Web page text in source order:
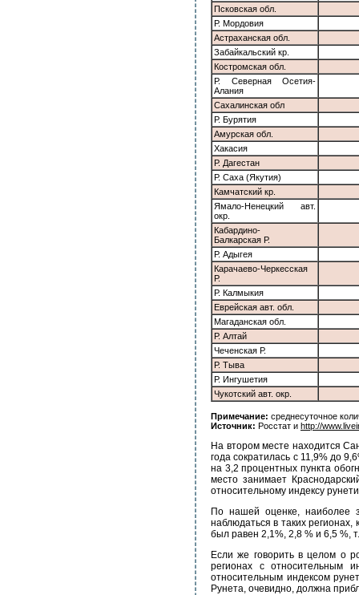
Псковская обл.
Р. Мордовия
Астраханская обл.
Забайкальский кр.
Костромская обл.
Р. Северная Осетия-
Алания
Сахалинская обл
Р. Бурятия
Амурская обл.
Хакасия
Р. Дагестан
Р. Саха (Якутия)
Камчатский кр.
Ямало-Ненецкий авт.
окр.
Кабардино-
Балкарская Р.
Р. Адыгея
Карачаево-Черкесская
Р.
Р. Калмыкия
Еврейская авт. обл.
Магаданская обл.
Р. Алтай
Чеченская Р.
Р. Тыва
Р. Ингушетия
Чукотский авт. окр.
Примечание: среднесуточное
Источник: Росстат и http://
На втором месте находится
года сократилась с 11,9% до
на 3,2 процентных пункта
место занимает
относительному индексу
По нашей оценке, наиболее
наблюдаться в таких
был равен 2,1%, 2,8 % и 6,5 %,
Если же говорить в целом о
регионах с относительным
относительным индексом
Рунета, очевидно, должна